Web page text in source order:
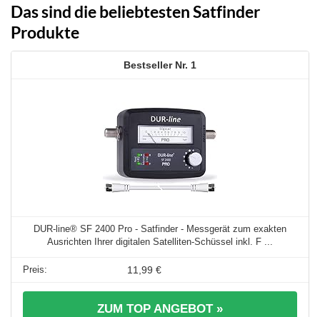
Das sind die beliebtesten Satfinder
Produkte
1
DUR-line® SF 2400 Pro - Satfinder - Messgerät zum exakten
Ausrichten Ihrer digitalen Satelliten-Schüssel inkl. F ...
11,99 €
ZUM TOP ANGEBOT »